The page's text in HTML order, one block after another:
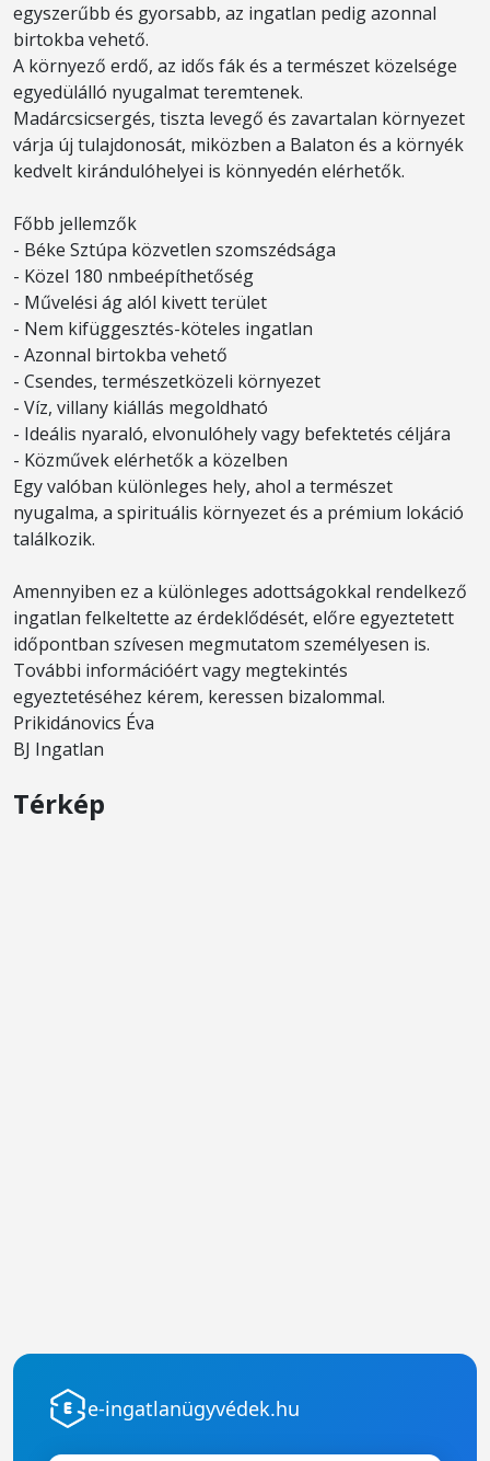
egyszerűbb és gyorsabb, az ingatlan pedig azonnal
birtokba vehető.
A környező erdő, az idős fák és a természet közelsége
egyedülálló nyugalmat teremtenek.
Madárcsicsergés, tiszta levegő és zavartalan környezet
várja új tulajdonosát, miközben a Balaton és a környék
kedvelt kirándulóhelyei is könnyedén elérhetők.
Főbb jellemzők
- Béke Sztúpa közvetlen szomszédsága
- Közel 180 nmbeépíthetőség
- Művelési ág alól kivett terület
- Nem kifüggesztés-köteles ingatlan
- Azonnal birtokba vehető
- Csendes, természetközeli környezet
- Víz, villany kiállás megoldható
- Ideális nyaraló, elvonulóhely vagy befektetés céljára
- Közművek elérhetők a közelben
Egy valóban különleges hely, ahol a természet
nyugalma, a spirituális környezet és a prémium lokáció
találkozik.
Amennyiben ez a különleges adottságokkal rendelkező
ingatlan felkeltette az érdeklődését, előre egyeztetett
időpontban szívesen megmutatom személyesen is.
További információért vagy megtekintés
egyeztetéséhez kérem, keressen bizalommal.
Prikidánovics Éva
BJ Ingatlan
Térkép
e-ingatlanügyvédek.hu